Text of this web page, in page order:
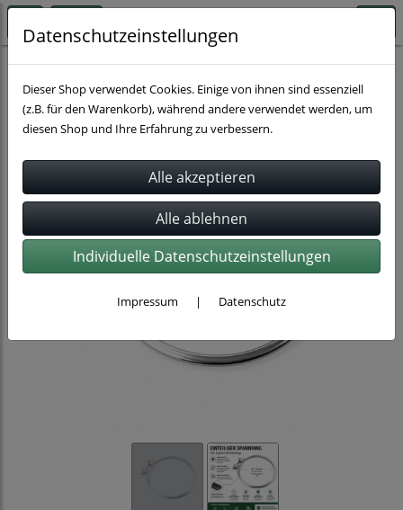
Rohrverbindung
Datenschutzeinstellungen
Dieser Shop verwendet Cookies. Einige von ihnen sind essenziell
(z.B. für den Warenkorb), während andere verwendet werden, um
diesen Shop und Ihre Erfahrung zu verbessern.
Individuelle Datenschutzeinstellungen
Impressum | Datenschutz